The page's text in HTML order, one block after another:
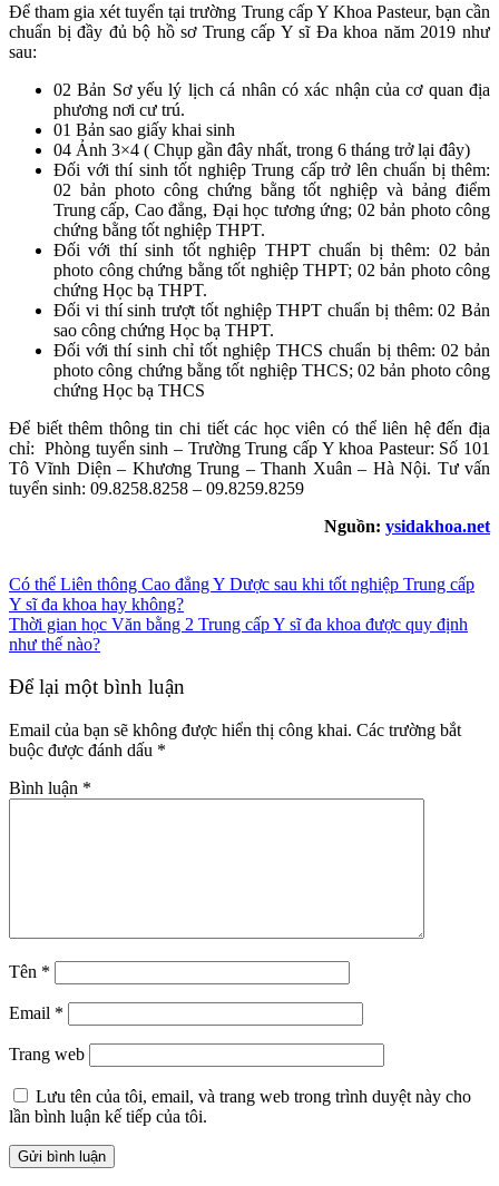
Để tham gia xét tuyển tại trường Trung cấp Y Khoa Pasteur, bạn cần
chuẩn bị đầy đủ bộ hồ sơ Trung cấp Y sĩ Đa khoa năm 2019 như
sau:
02 Bản Sơ yếu lý lịch cá nhân có xác nhận của cơ quan địa
phương nơi cư trú.
01 Bản sao giấy khai sinh
04 Ảnh 3×4 ( Chụp gần đây nhất, trong 6 tháng trở lại đây)
Đối với thí sinh tốt nghiệp Trung cấp trở lên chuẩn bị thêm:
02 bản photo công chứng bằng tốt nghiệp và bảng điểm
Trung cấp, Cao đẳng, Đại học tương ứng; 02 bản photo công
chứng bằng tốt nghiệp THPT.
Đối với thí sinh tốt nghiệp THPT chuẩn bị thêm: 02 bản
photo công chứng bằng tốt nghiệp THPT; 02 bản photo công
chứng Học bạ THPT.
Đối vi thí sinh trượt tốt nghiệp THPT chuẩn bị thêm: 02 Bản
sao công chứng Học bạ THPT.
Đối với thí sinh chỉ tốt nghiệp THCS chuẩn bị thêm: 02 bản
photo công chứng bằng tốt nghiệp THCS; 02 bản photo công
chứng Học bạ THCS
Để biết thêm thông tin chi tiết các học viên có thể liên hệ đến địa
chỉ: Phòng tuyển sinh – Trường Trung cấp Y khoa Pasteur: Số 101
Tô Vĩnh Diện – Khương Trung – Thanh Xuân – Hà Nội. Tư vấn
tuyển sinh: 09.8258.8258 – 09.8259.8259
Nguồn: ysidakhoa.net
Có thể Liên thông Cao đẳng Y Dược sau khi tốt nghiệp Trung cấp
Y sĩ đa khoa hay không?
Thời gian học Văn bằng 2 Trung cấp Y sĩ đa khoa được quy định
như thế nào?
Để lại một bình luận
Email của bạn sẽ không được hiển thị công khai. Các trường bắt
buộc được đánh dấu *
Bình luận *
Tên *
Email *
Trang web
Lưu tên của tôi, email, và trang web trong trình duyệt này cho
lần bình luận kế tiếp của tôi.